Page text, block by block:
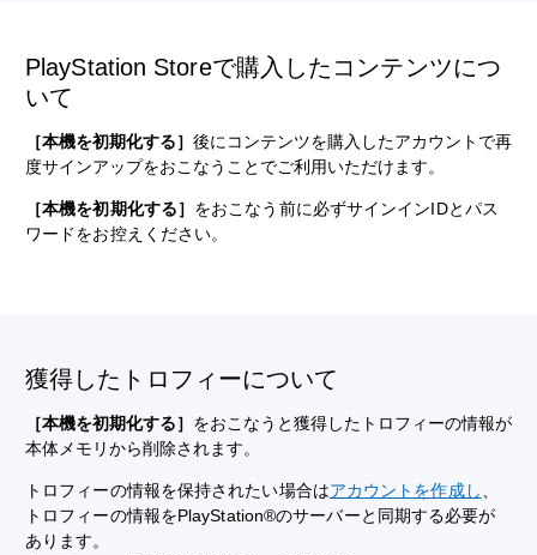
PlayStation Storeで購入したコンテンツにつ
いて
［本機を初期化する］ 後にコンテンツを購入したアカウントで再
度サインアップをおこなうことでご利用いただけます。
［本機を初期化する］ をおこなう前に必ずサインインIDとパス
ワードをお控えください。
獲得したトロフィーについて
［本機を初期化する］ をおこなうと獲得したトロフィーの情報が
本体メモリから削除されます。
トロフィーの情報を保持されたい場合はアカウントを作成し
トロフィーの情報をPlayStation®のサーバーと同期する必要が
あります。